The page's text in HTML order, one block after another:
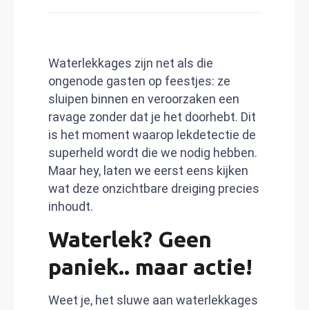
Waterlekkages zijn net als die
ongenode gasten op feestjes: ze
sluipen binnen en veroorzaken een
ravage zonder dat je het doorhebt. Dit
is het moment waarop lekdetectie de
superheld wordt die we nodig hebben.
Maar hey, laten we eerst eens kijken
wat deze onzichtbare dreiging precies
inhoudt.
Waterlek? Geen
paniek.. maar actie!
Weet je, het sluwe aan waterlekkages